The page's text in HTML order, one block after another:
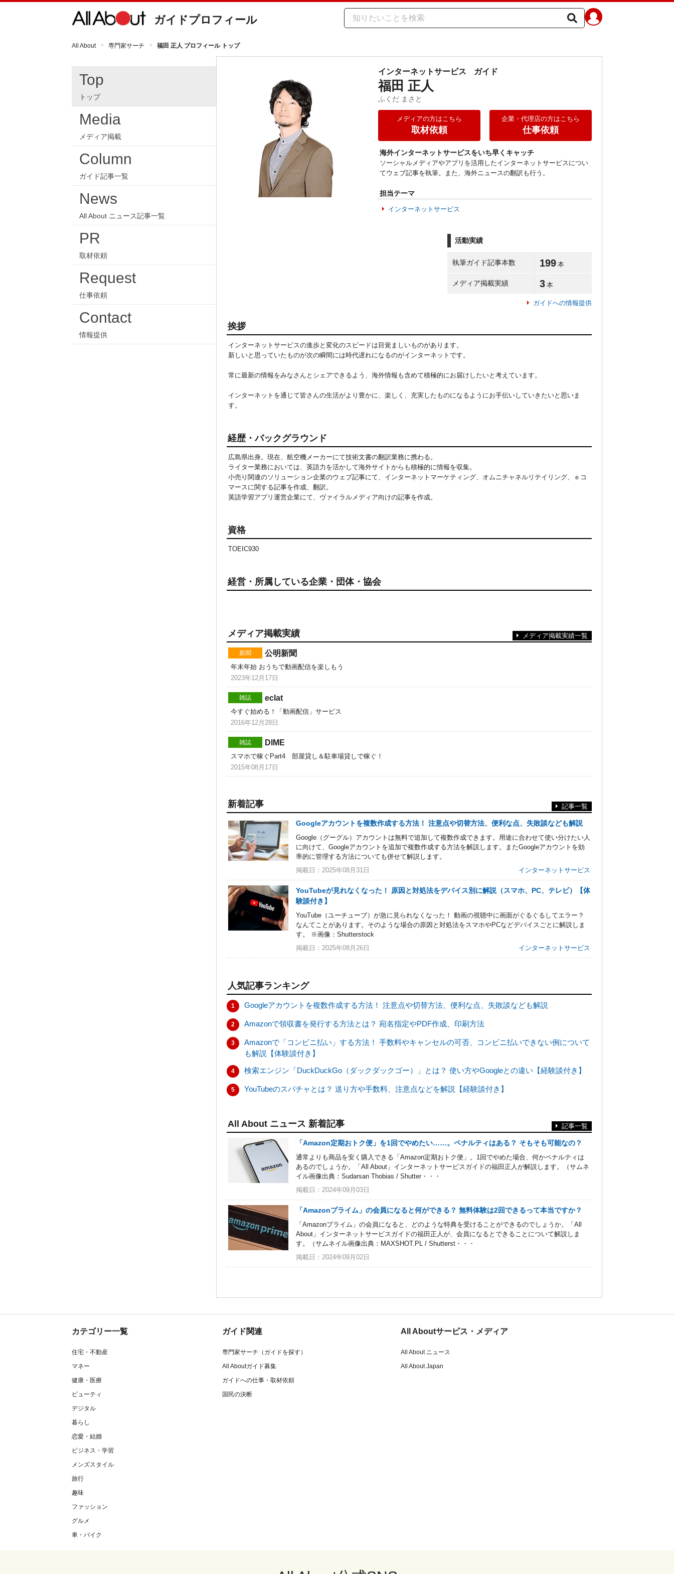
ガイドプロフィール
All About 専門家サーチ 福田 正人 プロフィール トップ
Top
トップ
Media
メディア掲載
Column
ガイド記事一覧
News
All About ニュース記事一覧
PR
取材依頼
Request
仕事依頼
Contact
情報提供
インターネットサービス ガイド
福田 正人
ふくだ まさと
メディアの方はこちら
取材依頼
企業・代理店の方はこちら
仕事依頼
海外インターネットサービスをいち早くキャッチ
ソーシャルメディアやアプリを活用したインターネットサービスについ
てウェブ記事を執筆。また、海外ニュースの翻訳も行う。
担当テーマ
インターネットサービス
活動実績
執筆ガイド記事本数 199 本
メディア掲載実績 3 本
ガイドへの情報提供
挨拶
インターネットサービスの進歩と変化のスピードは目覚ましいものがあります。
新しいと思っていたものが次の瞬間には時代遅れになるのがインターネットです。
常に最新の情報をみなさんとシェアできるよう、海外情報も含めて積極的にお届けしたいと考えています。
インターネットを通じて皆さんの生活がより豊かに、楽しく、充実したものになるようにお手伝いしていきたいと思いま
す。
経歴・バックグラウンド
広島県出身。現在、航空機メーカーにて技術文書の翻訳業務に携わる。
ライター業務においては、英語力を活かして海外サイトからも積極的に情報を収集。
小売り関連のソリューション企業のウェブ記事にて、インターネットマーケティング、オムニチャネルリテイリング、ｅコ
マースに関する記事を作成、翻訳。
英語学習アプリ運営企業にて、ヴァイラルメディア向けの記事を作成。
資格
TOEIC930
経営・所属している企業・団体・協会
メディア掲載実績 メディア掲載実績一覧
新聞 公明新聞
年末年始 おうちで動画配信を楽しもう
2023年12月17日
雑誌 eclat
今すぐ始める！「動画配信」サービス
2016年12月28日
雑誌 DIME
スマホで稼ぐPart4 部屋貸し＆駐車場貸しで稼ぐ！
2015年08月17日
新着記事 記事一覧
Googleアカウントを複数作成する方法！ 注意点や切替方法、便利な点、失敗談なども解説
Google（グーグル）アカウントは無料で追加して複数作成できます。用途に合わせて使い分けたい人
に向けて、Googleアカウントを追加で複数作成する方法を解説します。またGoogleアカウントを効
率的に管理する方法についても併せて解説します。
掲載日：2025年08月31日
インターネットサービス
YouTubeが見れなくなった！ 原因と対処法をデバイス別に解説（スマホ、PC、テレビ）【体
験談付き】
YouTube（ユーチューブ）が急に見られなくなった！ 動画の視聴中に画面がぐるぐるしてエラー？
なんてことがあります。そのような場合の原因と対処法をスマホやPCなどデバイスごとに解説しま
す。 ※画像：Shutterstock
掲載日：2025年08月26日
インターネットサービス
人気記事ランキング
1 Googleアカウントを複数作成する方法！ 注意点や切替方法、便利な点、失敗談なども解説
2 Amazonで領収書を発行する方法とは？ 宛名指定やPDF作成、印刷方法
3
Amazonで「コンビニ払い」する方法！ 手数料やキャンセルの可否、コンビニ払いできない例について
も解説【体験談付き】
4 検索エンジン「DuckDuckGo（ダックダックゴー）」とは？ 使い方やGoogleとの違い【経験談付き】
5 YouTubeのスパチャとは？ 送り方や手数料、注意点などを解説【経験談付き】
All About ニュース 新着記事 記事一覧
「Amazon定期おトク便」を1回でやめたい……。ペナルティはある？ そもそも可能なの？
通常よりも商品を安く購入できる「Amazon定期おトク便」。1回でやめた場合、何かペナルティは
あるのでしょうか。「All About」インターネットサービスガイドの福田正人が解説します。（サムネ
イル画像出典：Sudarsan Thobias / Shutter・・・
掲載日：2024年09月03日
「Amazonプライム」の会員になると何ができる？ 無料体験は2回できるって本当ですか？
「Amazonプライム」の会員になると、どのような特典を受けることができるのでしょうか。「All
About」インターネットサービスガイドの福田正人が、会員になるとできることについて解説しま
す。（サムネイル画像出典：MAXSHOT.PL / Shutterst・・・
掲載日：2024年09月02日
カテゴリー一覧
住宅・不動産
マネー
健康・医療
ビューティ
デジタル
暮らし
恋愛・結婚
ビジネス・学習
メンズスタイル
旅行
趣味
ファッション
グルメ
車・バイク
ガイド関連
専門家サーチ（ガイドを探す）
All Aboutガイド募集
ガイドへの仕事・取材依頼
国民の決断
All Aboutサービス・メディア
All About ニュース
All About Japan